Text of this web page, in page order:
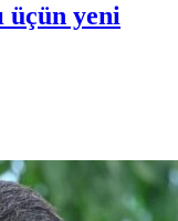
üçün yeni